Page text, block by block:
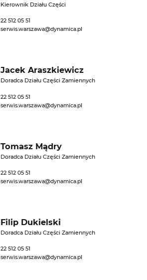
Kierownik Działu Części
22 512 05 51
serwis.warszawa@dynamica.pl
Jacek Araszkiewicz
Doradca Działu Części Zamiennych
22 512 05 51
serwis.warszawa@dynamica.pl
Tomasz Mądry
Doradca Działu Części Zamiennych
22 512 05 51
serwis.warszawa@dynamica.pl
Filip Dukielski
Doradca Działu Części Zamiennych
22 512 05 51
serwis.warszawa@dynamica.pl